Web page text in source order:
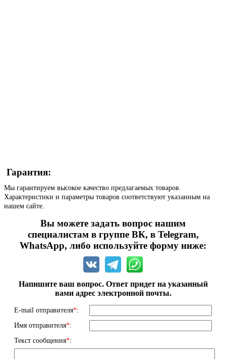
Гарантия:
Мы гарантируем высокое качество предлагаемых товаров.
Характеристики и параметры товаров соответствуют указанным на
нашем сайте.
Вы можете задать вопрос нашим
специалистам в группе ВК, в Telegram,
WhatsApp, либо используйте форму ниже:
Напишите ваш вопрос. Ответ придет на указанный
вами адрес электронной почты.
E-mail отправителя*:
Имя отправителя*:
Текст сообщения*: